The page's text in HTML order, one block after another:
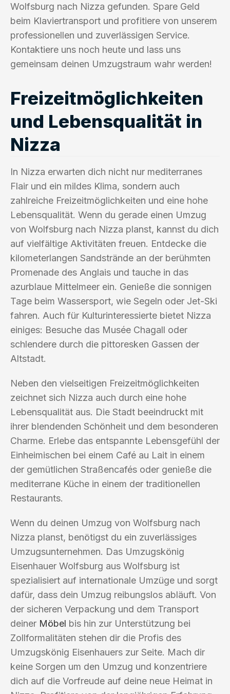
Wolfsburg nach Nizza gefunden. Spare Geld
beim Klaviertransport und profitiere von unserem
professionellen und zuverlässigen Service.
Kontaktiere uns noch heute und lass uns
gemeinsam deinen Umzugstraum wahr werden!
Freizeitmöglichkeiten
und Lebensqualität in
Nizza
In Nizza erwarten dich nicht nur mediterranes
Flair und ein mildes Klima, sondern auch
zahlreiche Freizeitmöglichkeiten und eine hohe
Lebensqualität. Wenn du gerade einen Umzug
von Wolfsburg nach Nizza planst, kannst du dich
auf vielfältige Aktivitäten freuen. Entdecke die
kilometerlangen Sandstrände an der berühmten
Promenade des Anglais und tauche in das
azurblaue Mittelmeer ein. Genieße die sonnigen
Tage beim Wassersport, wie Segeln oder Jet-Ski
fahren. Auch für Kulturinteressierte bietet Nizza
einiges: Besuche das Musée Chagall oder
schlendere durch die pittoresken Gassen der
Altstadt.
Neben den vielseitigen Freizeitmöglichkeiten
zeichnet sich Nizza auch durch eine hohe
Lebensqualität aus. Die Stadt beeindruckt mit
ihrer blendenden Schönheit und dem besonderen
Charme. Erlebe das entspannte Lebensgefühl der
Einheimischen bei einem Café au Lait in einem
der gemütlichen Straßencafés oder genieße die
mediterrane Küche in einem der traditionellen
Restaurants.
Wenn du deinen Umzug von Wolfsburg nach
Nizza planst, benötigst du ein zuverlässiges
Umzugsunternehmen. Das Umzugskönig
Eisenhauer Wolfsburg aus Wolfsburg ist
spezialisiert auf internationale Umzüge und sorgt
dafür, dass dein Umzug reibungslos abläuft. Von
der sicheren Verpackung und dem Transport
deiner Möbel bis hin zur Unterstützung bei
Zollformalitäten stehen dir die Profis des
Umzugskönig Eisenhauers zur Seite. Mach dir
keine Sorgen um den Umzug und konzentriere
dich auf die Vorfreude auf deine neue Heimat in